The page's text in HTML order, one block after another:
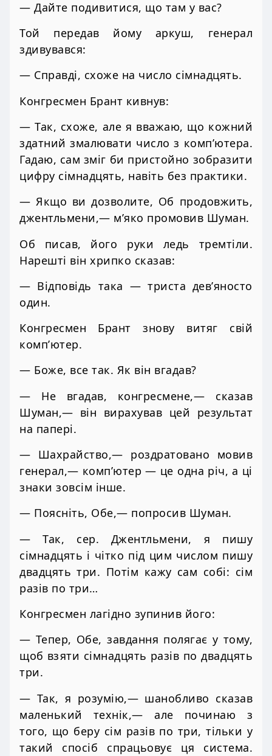
— Дайте подивитися, що там у вас?
Той передав йому аркуш, генерал
здивувався:
— Справді, схоже на число сімнадцять.
Конгресмен Брант кивнув:
— Так, схоже, але я вважаю, що кожний
здатний змалювати число з комп’ютера.
Гадаю, сам зміг би пристойно зобразити
цифру сімнадцять, навіть без практики.
— Якщо ви дозволите, Об продовжить,
джентльмени,— м’яко промовив Шуман.
Об писав, його руки ледь тремтіли.
Нарешті він хрипко сказав:
— Відповідь така — триста дев’яносто
один.
Конгресмен Брант знову витяг свій
комп’ютер.
— Боже, все так. Як він вгадав?
— Не вгадав, конгресмене,— сказав
Шуман,— він вирахував цей результат
на папері.
— Шахрайство,— роздратовано мовив
генерал,— комп’ютер — це одна річ, а ці
знаки зовсім інше.
— Поясніть, Обе,— попросив Шуман.
— Так, сер. Джентльмени, я пишу
сімнадцять і чітко під цим числом пишу
двадцять три. Потім кажу сам собі: сім
разів по три…
Конгресмен лагідно зупинив його:
— Тепер, Обе, завдання полягає у тому,
щоб взяти сімнадцять разів по двадцять
три.
— Так, я розумію,— шанобливо сказав
маленький технік,— але починаю з
того, що беру сім разів по три, тільки у
такий спосіб спрацьовує ця система.